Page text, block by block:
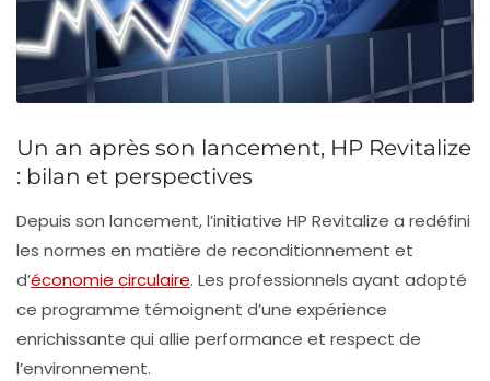
Un an après son lancement, HP Revitalize
: bilan et perspectives
Depuis son lancement, l’initiative HP Revitalize a redéfini
les normes en matière de reconditionnement et
d’économie circulaire. Les professionnels ayant adopté
ce programme témoignent d’une expérience
enrichissante qui allie performance et respect de
l’environnement.